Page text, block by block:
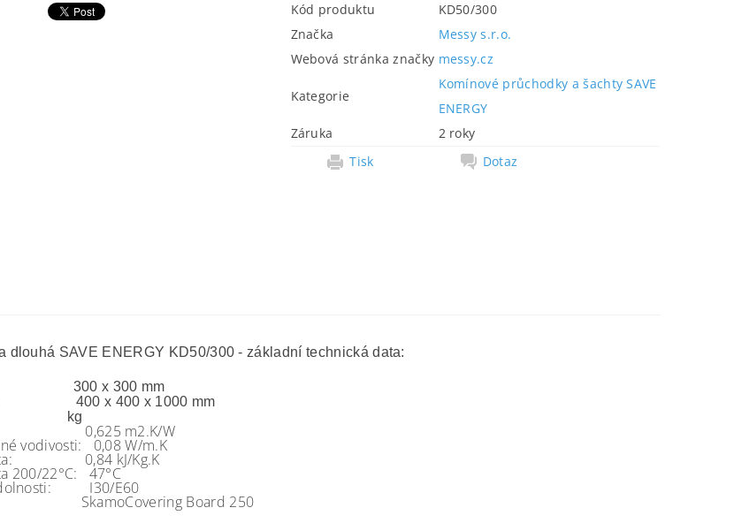
Kód produktu
KD50/300
Značka
Messy s.r.o.
Webová stránka značky messy.cz
Kategorie
Komínové průchodky a šachty SAVE
ENERGY
Záruka
2 roky
Tisk
Dotaz
dlouhá SAVE ENERGY KD50/300 - základní technická data:
300 x 300 mm
400 x 400 x 1000 mm
kg
0,625 m2.K/W
vodivosti: 0,08 W/m.K
0,84 kJ/Kg.K
200/22°C: 47°C
I30/E60
Board 250